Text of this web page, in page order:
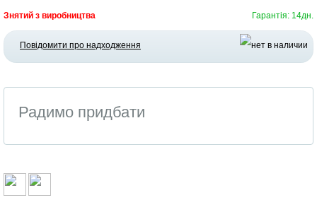
Знятий з виробництва Гарантія: 14дн.
Повідомити про надходження
Радимо придбати